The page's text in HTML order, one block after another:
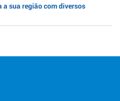
a sua região com diversos